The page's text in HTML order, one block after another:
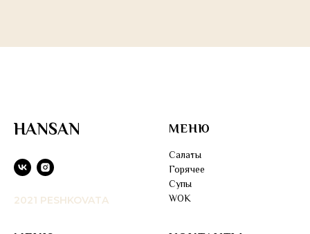
HANSAN
2021 PESHKOVATA
МЕНЮ
Салаты
Горячее
Супы
WOK